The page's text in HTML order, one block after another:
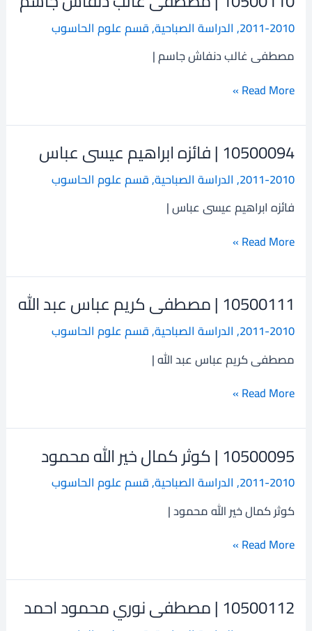
2011-2010
, الدراسة الصباحية,قسم علوم الحاسوب
مصطفى غالب دنفاش جاسم |
مصطفى
غالب
دنفاش
جاسم
Read More »
10500094 | فائزه ابراهيم عيسى عباس
2011-2010
, الدراسة الصباحية,قسم علوم الحاسوب
فائزه ابراهيم عيسى عباس |
10500094
فائزه
ابراهيم
عيسى
عباس
Read More »
10500111 | مصطفى كريم عباس عبد الله
2011-2010
, الدراسة الصباحية,قسم علوم الحاسوب
مصطفى كريم عباس عبد الله |
10500111
مصطفى
كريم
عباس
عبد
الله
Read More »
10500095 | كوثر كمال خير الله محمود
2011-2010
, الدراسة الصباحية,قسم علوم الحاسوب
كوثر كمال خير الله محمود |
10500095
كوثر
كمال
خير
الله
محمود
Read More »
10500112 | مصطفى نوري محمود احمد
10500112